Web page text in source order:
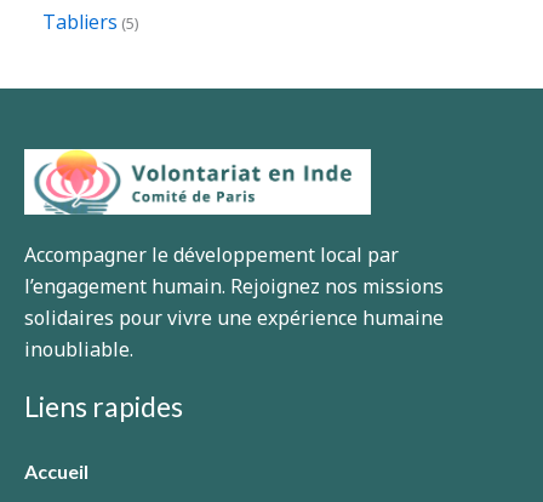
Tabliers 5
Accompagner le développement local par
l’engagement humain. Rejoignez nos missions
solidaires pour vivre une expérience humaine
inoubliable.
Liens rapides
Accueil